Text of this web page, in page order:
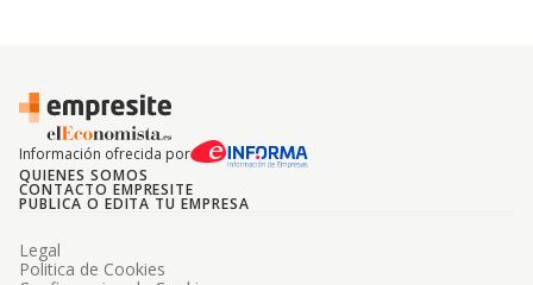
Información ofrecida por
QUIENES SOMOS
CONTACTO EMPRESITE
PUBLICA O EDITA TU EMPRESA
Legal
Politica de Cookies